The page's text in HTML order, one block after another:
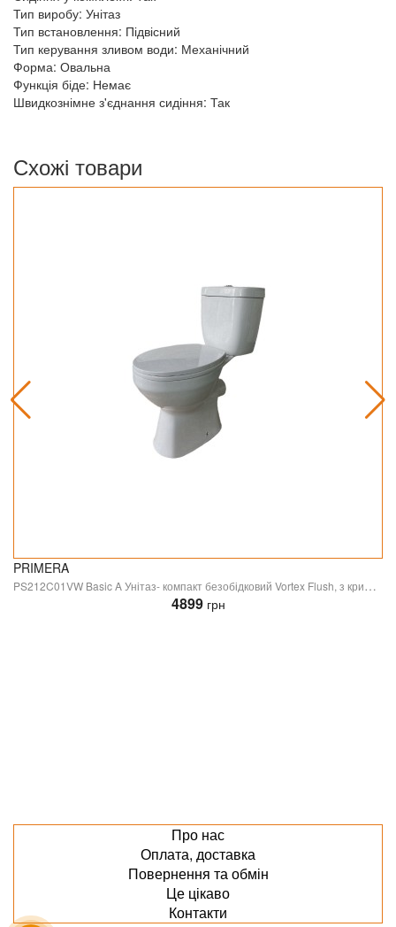
Тип виробу: Унітаз
Тип встановлення: Підвісний
Тип керування зливом води: Механічний
Форма: Овальна
Функція біде: Немає
Швидкознімне з'єднання сидіння: Так
Схожі товари
PRIMERA
PS212C01VW Basic A Унітаз- компакт безобідковий Vortex Flush, з кришкою soft-close, білий ### (1 сорт)
4899грн
Про нас
Оплата, доставка
Повернення та обмін
Це цікаво
Контакти